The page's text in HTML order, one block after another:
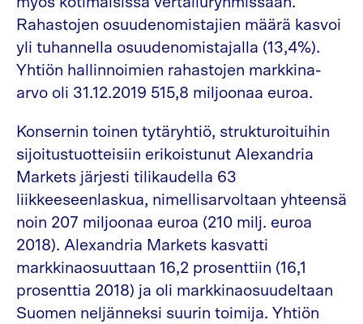
Rahastojen osuudenomistajien määrä kasvoi
yli tuhannella osuudenomistajalla (13,4%).
Yhtiön hallinnoimien rahastojen markkina-
arvo oli 31.12.2019 515,8 miljoonaa euroa.
Konsernin toinen tytäryhtiö, strukturoituihin
sijoitustuotteisiin erikoistunut Alexandria
Markets järjesti tilikaudella 63
liikkeeseenlaskua, nimellisarvoltaan yhteensä
noin 207 miljoonaa euroa (210 milj. euroa
2018). Alexandria Markets kasvatti
markkinaosuuttaan 16,2 prosenttiin (16,1
prosenttia 2018) ja oli markkinaosuudeltaan
Suomen neljänneksi suurin toimija. Yhtiön